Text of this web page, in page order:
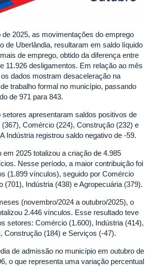
de 2025, as movimentações do emprego
de Uberlândia, resultaram em saldo líquido
de emprego, obtido da diferença entre
11.926 desligamentos. Em relação ao mês
dados mostram desaceleração na
trabalho formal no município, passando
de 971 para 843.
setores apresentaram saldos positivos de
Comércio (224), Construção (232) e
Indústria registrou saldo negativo de -59.
em 2025 totalizou a criação de 4.985
Nesse período, a maior contribuição foi
(1.899 vínculos), seguido por Comércio
(701), Indústria (438) e Agropecuária (379).
(novembro/2024 a outubro/2025), o
2.446 vínculos. Esse resultado teve
setores: Comércio (1.600), Indústria (414),
Construção (184) e Serviços (-47).
de admissão no município em outubro de
o que representa uma variação percentual